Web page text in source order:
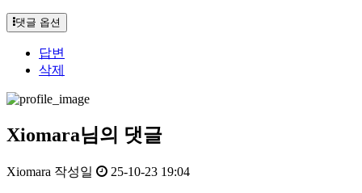
댓글 옵션
답변
삭제
Xiomara님의 댓글
Xiomara 작성일 25-10-23 19:04